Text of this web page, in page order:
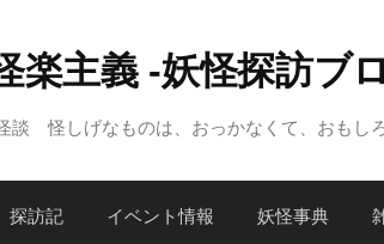
楽主義 -妖怪探訪ブ
談 怪しげなものは、おっかなくて、おもし
探訪記 イベント情報 妖怪事典